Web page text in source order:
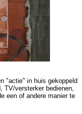
"actie" in huis gekoppeld
TV/versterker bedienen,
een of andere manier te